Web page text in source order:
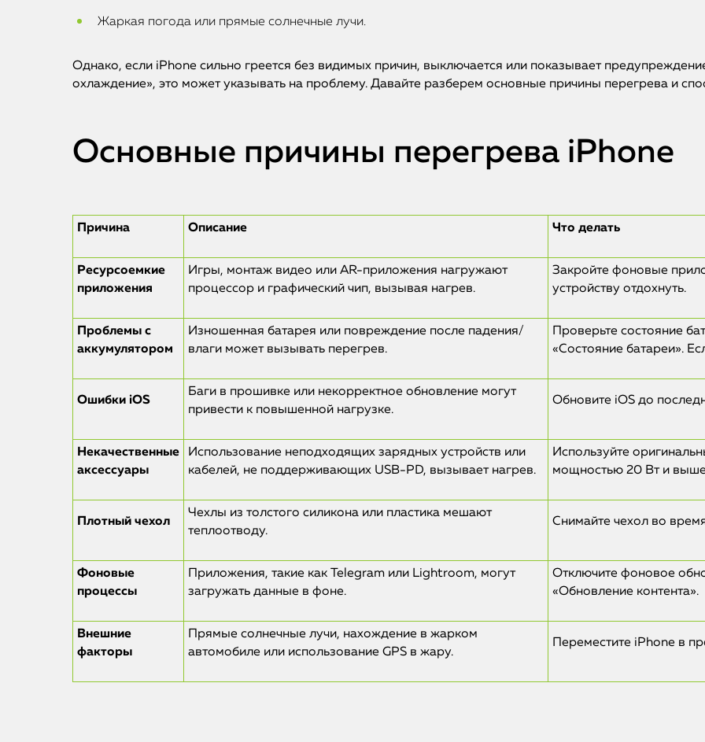
Жаркая погода или прямые солнечные лучи.
Однако, если iPhone сильно греется без видимых причин, выключается или показывает
охлаждение», это может указывать на проблему. Давайте разберем основные причины перегрева и
Основные причины перегрева iPhone
Причина Описание Что делать
Ресурсоемкие
приложения
Игры, монтаж видео или AR-приложения нагружают
процессор и графический чип, вызывая нагрев.
Закройте фоновые
устройству отдохнуть.
Проблемы с
аккумулятором
Изношенная батарея или повреждение после падения/
влаги может вызывать перегрев.
Проверьте состояние
«Состояние батареи».
Ошибки iOS
Баги в прошивке или некорректное обновление могут
привести к повышенной нагрузке.
Обновите iOS до
Некачественные
аксессуары
Использование неподходящих зарядных устройств или
кабелей, не поддерживающих USB-PD, вызывает нагрев.
Используйте
мощностью 20 Вт и
Плотный чехол
Чехлы из толстого силикона или пластика мешают
теплоотводу.
Снимайте чехол во
Фоновые
процессы
Приложения, такие как Telegram или Lightroom, могут
загружать данные в фоне.
Отключите фоновое
«Обновление контента».
Внешние
факторы
Прямые солнечные лучи, нахождение в жарком
автомобиле или использование GPS в жару.
Переместите iPhone в